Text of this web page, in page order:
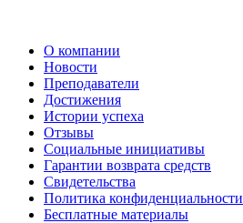
О компании
Новости
Преподаватели
Достижения
Истории успеха
Отзывы
Социальные инициативы
Гарантии возврата средств
Свидетельства
Политика конфиденциальности
Бесплатные материалы